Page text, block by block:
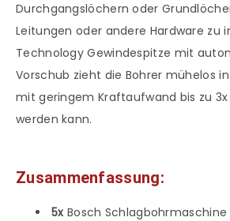
Durchgangslöchern oder
Leitungen oder andere Hardware zu
Technology Gewindespitze mit
Vorschub zieht die Bohrer mühelos in
mit geringem Kraftaufwand bis zu
werden kann.
Zusammenfassung:
5x Bosch Schlagbohrmaschine